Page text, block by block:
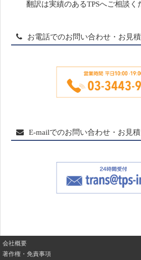
翻訳は実績のあるTPSへご相談く
お電話でのお問い合わせ・お見
E-mailでのお問い合わせ・お見積
会社概要
著作権・免責事項